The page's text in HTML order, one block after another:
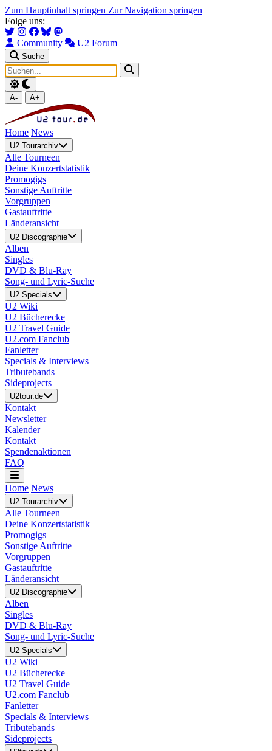
Zum Hauptinhalt springen Zur Navigation springen
Folge uns:
Community U2 Forum
Suche
A- A+
Home News
U2 Tourarchiv
Alle Tourneen
Deine Konzertstatistik
Promogigs
Sonstige Auftritte
Vorgruppen
Gastauftritte
Länderansicht
U2 Discographie
Alben
Singles
DVD & Blu-Ray
Song- und Lyric-Suche
U2 Specials
U2 Wiki
U2 Bücherecke
U2 Travel Guide
U2.com Fanclub
Fanletter
Specials & Interviews
Tributebands
Sideprojects
U2tour.de
Kontakt
Newsletter
Kalender
Kontakt
Spendenaktionen
FAQ
Home News
U2 Tourarchiv
Alle Tourneen
Deine Konzertstatistik
Promogigs
Sonstige Auftritte
Vorgruppen
Gastauftritte
Länderansicht
U2 Discographie
Alben
Singles
DVD & Blu-Ray
Song- und Lyric-Suche
U2 Specials
U2 Wiki
U2 Bücherecke
U2 Travel Guide
U2.com Fanclub
Fanletter
Specials & Interviews
Tributebands
Sideprojects